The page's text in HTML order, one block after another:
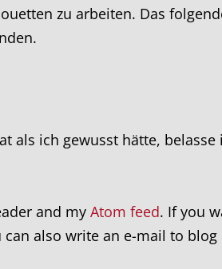
zu arbeiten. Das
als ich gewusst hätte,
and my Atom feed. If you
can also write an e-mail to